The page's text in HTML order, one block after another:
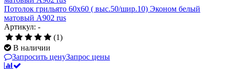
Потолок грильято 60х60 ( выс.50/шир.10) Эконом белый
матовый А902 rus
Артикул: -
(1)
В наличии
Запросить ценуЗапрос цены